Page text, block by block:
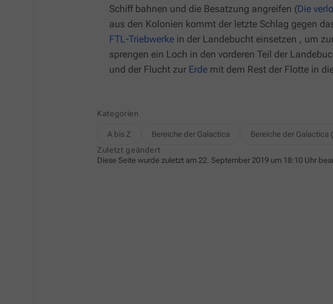
Schiff bahnen und die Besatzung angreifen (Die
aus den Kolonien kommt der letzte Schlag gegen
FTL-Triebwerke in der Landebucht einsetzen , um
sprengen ein Loch in den vorderen Teil der
und der Flucht zur Erde mit dem Rest der Flotte in
Kategorien
A bis Z Bereiche der Galactica Bereiche der Galactica
Zuletzt geändert
Diese Seite wurde zuletzt am 22. September 2019 um 18:10 Uhr